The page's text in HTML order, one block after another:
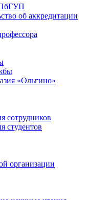
об аккредитации
«Ольгино»
сотрудников
студентов
организации